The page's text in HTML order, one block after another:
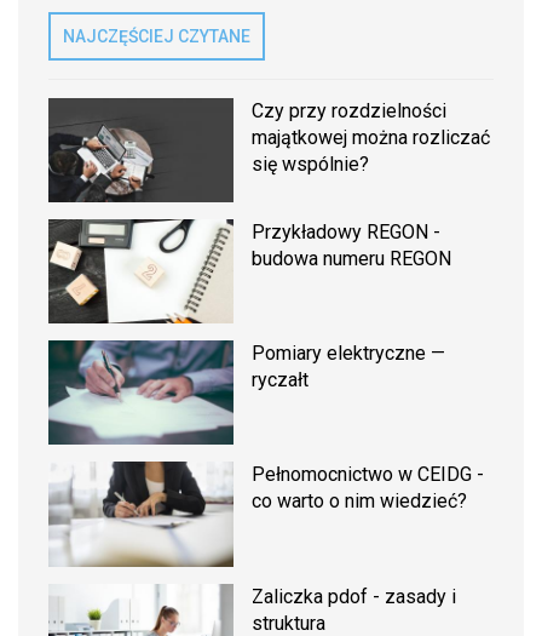
NAJCZĘŚCIEJ CZYTANE
Czy przy rozdzielności
majątkowej można rozliczać
się wspólnie?
Przykładowy REGON -
budowa numeru REGON
Pomiary elektryczne —
ryczałt
Pełnomocnictwo w CEIDG -
co warto o nim wiedzieć?
Zaliczka pdof - zasady i
struktura